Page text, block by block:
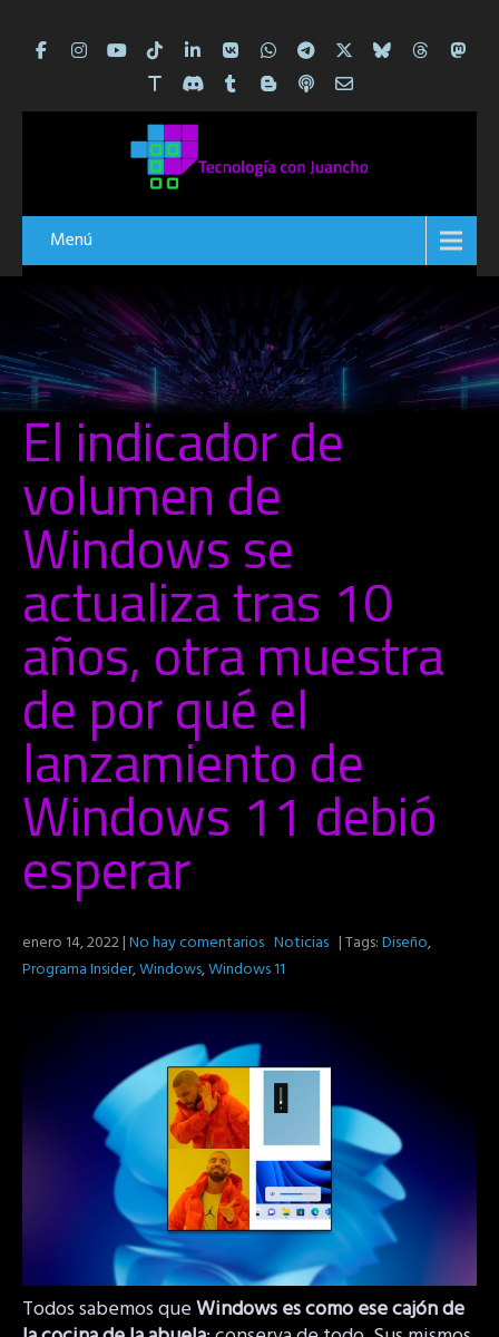
Menú
El indicador de
volumen de
Windows se
actualiza tras 10
años, otra muestra
de por qué el
lanzamiento de
Windows 11 debió
esperar
enero 14, 2022|No hay comentarios Noticias | Tags:Diseño,
Programa Insider,Windows,Windows 11
Todos sabemos queWindows es como ese cajón de